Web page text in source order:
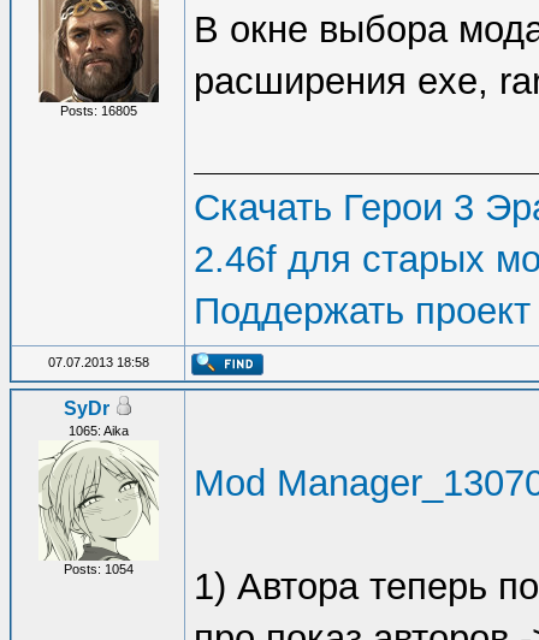
Posts: 16805
В окне выбора
расширения exe,
Скачать Герои 3
2.46f для старых
Поддержать проект
07.07.2013 18:58
SyDr
1065: Aika
Posts: 1054
Mod
1) Автора теперь